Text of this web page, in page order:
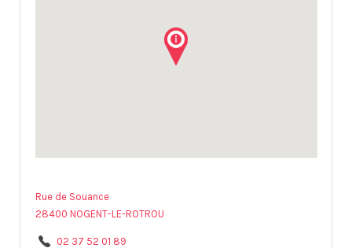
Rue de Souance
28400 NOGENT-LE-ROTROU
02 37 52 01 89